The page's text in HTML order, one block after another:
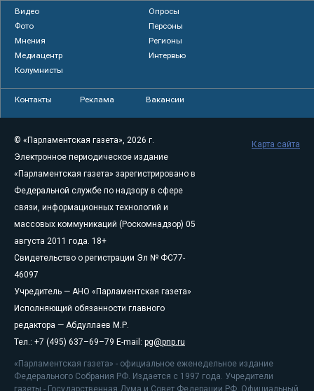
Видео
Опросы
Фото
Персоны
Мнения
Регионы
Медиацентр
Интервью
Колумнисты
Контакты Реклама Вакансии
© «Парламентская газета», 2026 г.
Электронное периодическое издание
«Парламентская газета» зарегистрировано в
Федеральной службе по надзору в сфере
связи, информационных технологий и
массовых коммуникаций (Роскомнадзор) 05
августа 2011 года. 18+
Свидетельство о регистрации Эл № ФС77-
46097
Учредитель — АНО «Парламентская газета»
Исполняющий обязанности главного
редактора — Абдуллаев М.Р.
Тел.: +7 (495) 637–69–79 E-mail: pg@pnp.ru
«Парламентская газета» - официальное еженедельное издание
Федерального Собрания РФ. Издается с 1997 года. Учредители
газеты - Государственная Дума и Совет Федерации РФ. Официальный
Карта сайта